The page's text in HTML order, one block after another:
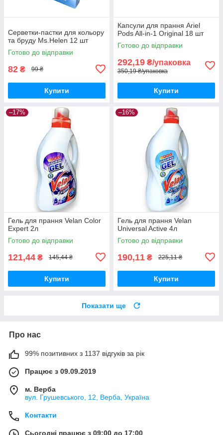
Серветки-пастки для кольору
та бруду Ms.Helen 12 шт
Готово до відправки
82 ₴ 99 ₴
Купити
Капсули для прання Ariel
Pods All-in-1 Original 18 шт
Готово до відправки
292,19 ₴/упаковка
350,19 ₴/упаковка
Купити
–17%
Гель для прання Velan Color
Expert 2л
Готово до відправки
121,44 ₴ 145,44 ₴
Купити
–16%
Гель для прання Velan
Universal Active 4л
Готово до відправки
190,11 ₴ 225,11 ₴
Купити
Показати ще
Про нас
99% позитивних з 1137 відгуків за рік
Працює з 09.09.2019
м. Верба
вул. Грушевського, 12, Верба, Україна
Контакти
Сьогодні працює з 09:00 до 17:00